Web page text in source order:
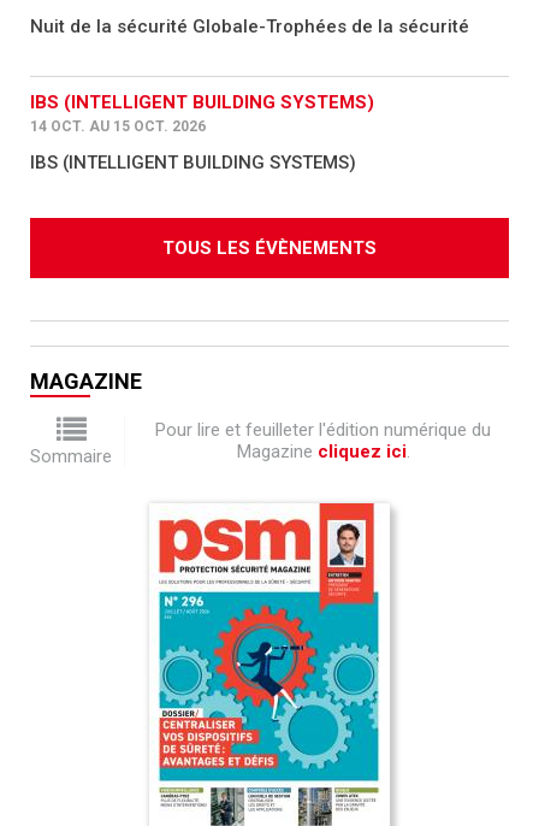
Nuit de la sécurité Globale-Trophées de la sécurité
IBS (INTELLIGENT BUILDING SYSTEMS)
14 OCT. AU 15 OCT. 2026
IBS (INTELLIGENT BUILDING SYSTEMS)
TOUS LES ÉVÈNEMENTS
MAGAZINE
Sommaire
Pour lire et feuilleter l'édition numérique du
Magazine cliquez ici.